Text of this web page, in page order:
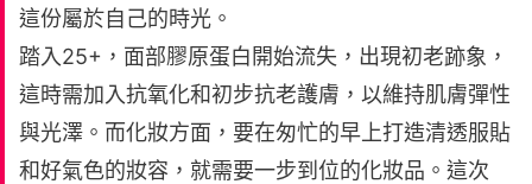
這份屬於自己的時光。
踏入25+，面部膠原蛋白開始流失，出現初老跡象，
這時需加入抗氧化和初步抗老護膚，以維持肌膚彈性
與光澤。而化妝方面，要在匆忙的早上打造清透服貼
和好氣色的妝容，就需要一步到位的化妝品。這次